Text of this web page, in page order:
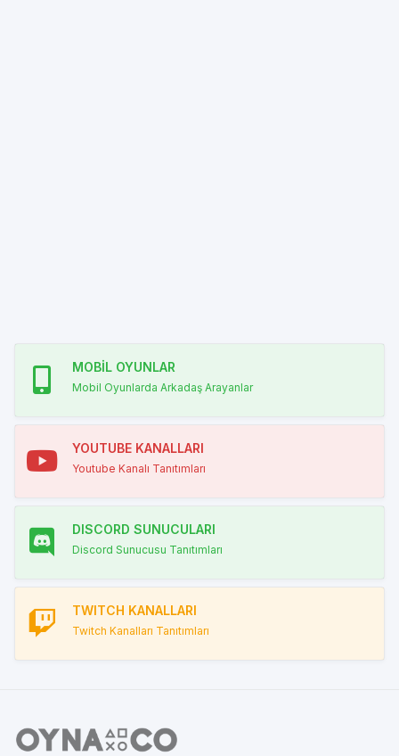
MOBİL OYUNLAR
Mobil Oyunlarda Arkadaş Arayanlar
YOUTUBE KANALLARI
Youtube Kanalı Tanıtımları
DISCORD SUNUCULARI
Discord Sunucusu Tanıtımları
TWITCH KANALLARI
Twitch Kanalları Tanıtımları